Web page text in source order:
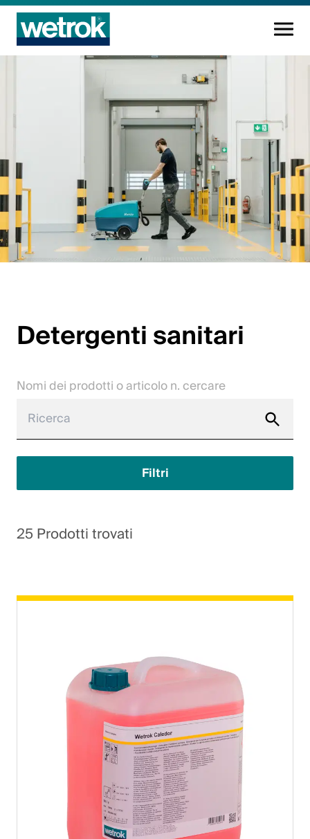
Centro di competenza
Servizio
Conoscenza
Innovazioni
Lavori
Centro di download
Svizzera
Français
Deutsch
Deutsch
Detergenti sanitari
Nomi dei prodotti o articolo n. cercare
Filtri
25 Prodotti trovati